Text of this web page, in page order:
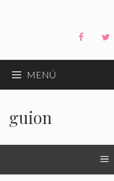
MENÚ
guion